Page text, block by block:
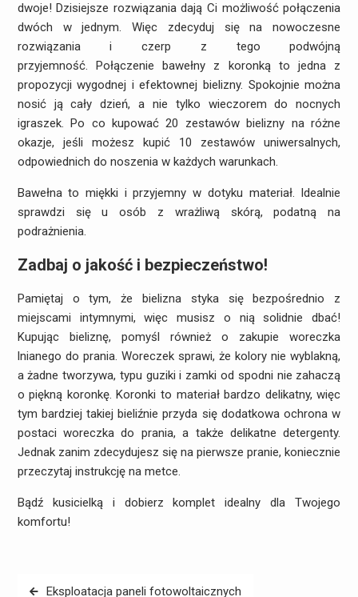
dwoje! Dzisiejsze rozwiązania dają Ci możliwość połączenia
dwóch w jednym. Więc zdecyduj się na nowoczesne
rozwiązania i czerp z tego podwójną
przyjemność. Połączenie bawełny z koronką to jedna z
propozycji wygodnej i efektownej bielizny. Spokojnie można
nosić ją cały dzień, a nie tylko wieczorem do nocnych
igraszek. Po co kupować 20 zestawów bielizny na różne
okazje, jeśli możesz kupić 10 zestawów uniwersalnych,
odpowiednich do noszenia w każdych warunkach.
Bawełna to miękki i przyjemny w dotyku materiał. Idealnie
sprawdzi się u osób z wrażliwą skórą, podatną na
podrażnienia.
Zadbaj o jakość i bezpieczeństwo!
Pamiętaj o tym, że bielizna styka się bezpośrednio z
miejscami intymnymi, więc musisz o nią solidnie dbać!
Kupując bieliznę, pomyśl również o zakupie woreczka
lnianego do prania. Woreczek sprawi, że kolory nie wyblakną,
a żadne tworzywa, typu guziki i zamki od spodni nie zahaczą
o piękną koronkę. Koronki to materiał bardzo delikatny, więc
tym bardziej takiej bieliźnie przyda się dodatkowa ochrona w
postaci woreczka do prania, a także delikatne detergenty.
Jednak zanim zdecydujesz się na pierwsze pranie, koniecznie
przeczytaj instrukcję na metce.
Bądź kusicielką i dobierz komplet idealny dla Twojego
komfortu!
Nawigacja
Eksploatacja paneli fotowoltaicznych